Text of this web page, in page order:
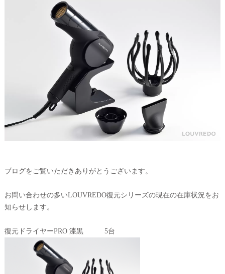
ブログをご覧いただきありがとうございます。
お問い合わせの多いLOUVREDO復元シリーズの現在の在庫状況をお
知らせします。
復元ドライヤーPRO 漆黒 5台